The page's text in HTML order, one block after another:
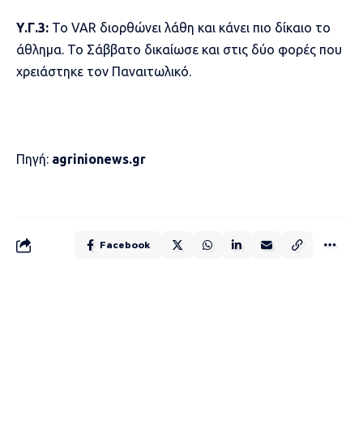
Υ.Γ.3: Το VAR διορθώνει λάθη και κάνει πιο δίκαιο το
άθλημα. Το Σάββατο δικαίωσε και στις δύο φορές που
χρειάστηκε τον Παναιτωλικό.
Πηγή: agrinionews.gr
Facebook